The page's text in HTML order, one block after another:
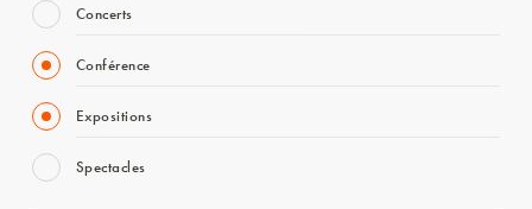
Concerts
Conférence
Expositions
Spectacles